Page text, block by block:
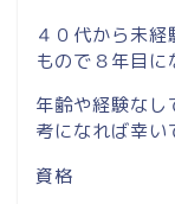
４０代から未
もので８年目に
年齢や経験な
考になれば幸い
資格